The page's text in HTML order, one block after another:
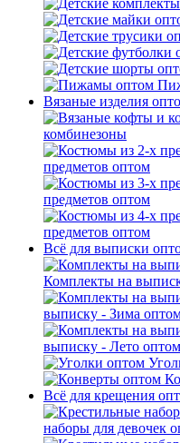
Вязаные изделия
комбинезоны
предметов оптом
предметов оптом
предметов оптом
Всё для выписки
Комплекты на
выписку - Зима
выписку - Лето оптом
Всё для крещения
наборы для девочек